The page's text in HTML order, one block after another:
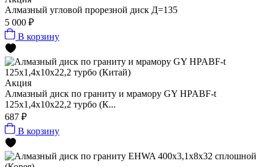
Алмазный угловой прорезной диск Д=135
5 000 ₽
В корзину
Акция
Алмазный диск по граниту и мрамору GY HPABF-t
125x1,4x10x22,2 турбо (К...
687 ₽
В корзину